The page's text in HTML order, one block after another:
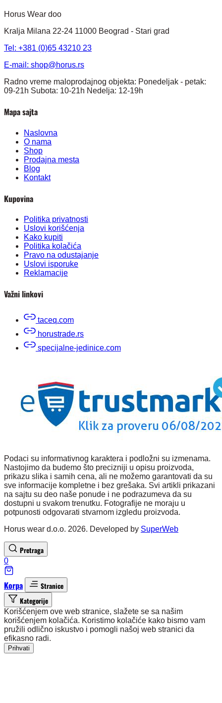
Horus Wear doo
Kralja Milana 22-24 11000 Beograd - Stari grad
Tel: +381 (0)65 43210 23
E-mail: shop@horus.rs
Radno vreme maloprodajnog objekta: Ponedeljak - petak:
09-21h Subota: 10-21h Nedelja: 12-19h
Mapa sajta
Naslovna
O nama
Shop
Prodajna mesta
Blog
Kontakt
Kupovina
Politika privatnosti
Uslovi korišćenja
Kako kupiti
Politika kolačića
Pravo na odustajanje
Uslovi isporuke
Reklamacije
Važni linkovi
taceq.com
horustrade.rs
specijalne-jedinice.com
Podaci su informativnog karaktera i podložni su izmenama.
Nastojimo da budemo što precizniji u opisu proizvoda,
prikazu slika i samih cena, ali ne možemo garantovati da su
sve informacije kompletne i bez grešaka. Svi artikli prikazani
na sajtu su deo naše ponude i ne podrazumeva da su
dostupni u svakom trenutku. Fotografije ne moraju u
potpunosti odgovarati stvarnom izgledu proizvoda.
Horus wear d.o.o. 2026. Developed by SuperWeb
Pretraga
0
Korpa
Stranice
Kategorije
Korišćenjem ove web stranice, slažete se sa našim
korišćenjem kolačića. Koristimo kolačiće kako bismo vam
pružili odlično iskustvo i pomogli našoj web stranici da
efikasno radi.
Prihvati